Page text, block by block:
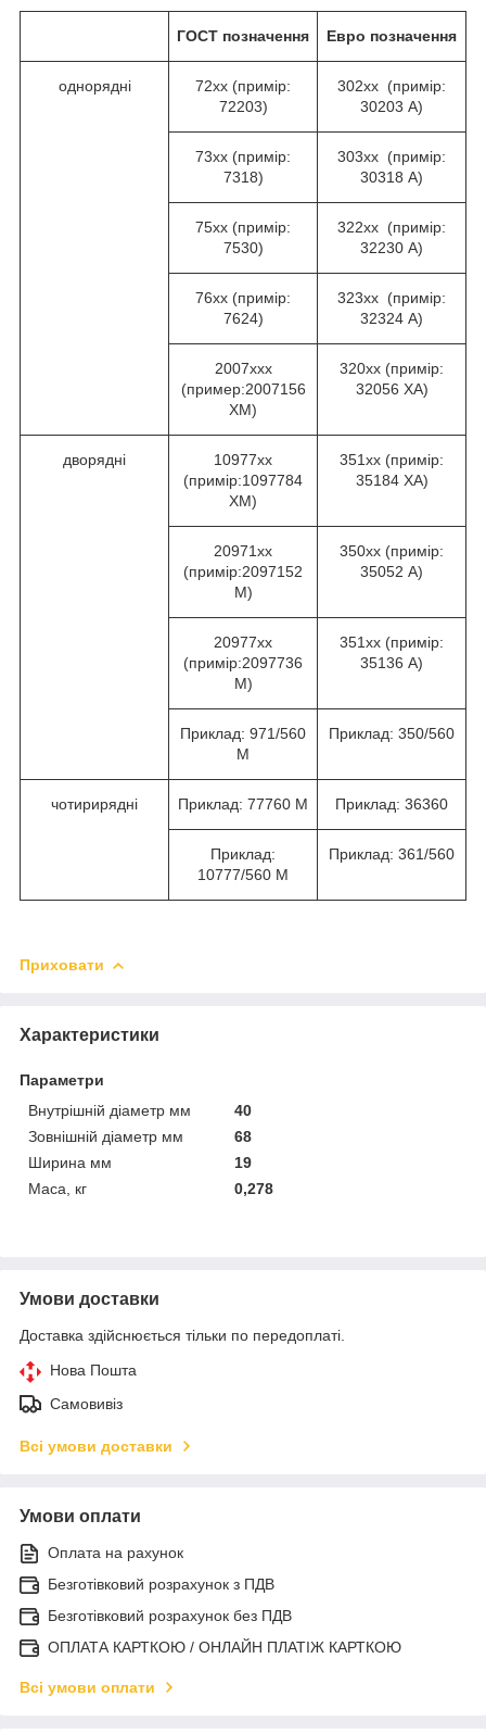
ГОСТ позначення Евро позначення
однорядні
72хх (примір:
72203)
302хх (примір:
30203 А)
73хх (примір:
7318)
303хх (примір:
30318 А)
75хх (примір:
7530)
322хх (примір:
32230 А)
76хх (примір:
7624)
323хх (примір:
32324 А)
2007ххх
(пример:2007156
ХМ)
320хх (примір:
32056 ХА)
дворядні
10977хх
(примір:1097784
ХМ)
351хх (примір:
35184 ХА)
20971хх
(примір:2097152
М)
350хх (примір:
35052 А)
20977хх
(примір:2097736
М)
351хх (примір:
35136 А)
Приклад: 971/560
М
Приклад: 350/560
чотирирядні Приклад: 77760 М Приклад: 36360
Приклад:
10777/560 М
Приклад: 361/560
Приховати
Характеристики
Параметри
Внутрішній діаметр мм
40
Зовнішній діаметр мм
68
Ширина мм
19
Маса, кг
0,278
Умови доставки
Доставка здійснюється тільки по передоплаті.
Нова Пошта
Самовивіз
Всі умови доставки
Умови оплати
Оплата на рахунок
Безготівковий розрахунок з ПДВ
Безготівковий розрахунок без ПДВ
ОПЛАТА КАРТКОЮ / ОНЛАЙН ПЛАТІЖ КАРТКОЮ
Всі умови оплати